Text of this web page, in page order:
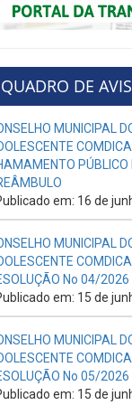
QUADRO DE
MUNICIPAL
em: 16 de
MUNICIPAL
No 04/2026
em: 15 de
MUNICIPAL
No 05/2026
em: 15 de